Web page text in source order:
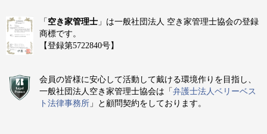
「 空き家管理士 」は一般社団法人 空き家管理士協会の登録
商標です。
【登録第5722840号】
会員の皆様に安心して活動して戴ける環境作りを目指し、
一般社団法人空き家管理士協会は「弁護士法人ベリーベス
ト法律事務所 」と顧問契約をしております。